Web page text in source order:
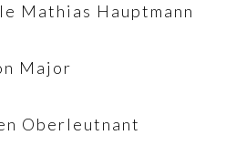
Mathias Hauptmann
Major
Oberleutnant